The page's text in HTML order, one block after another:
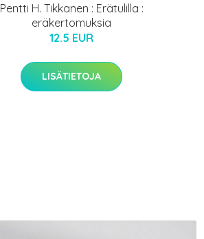
Pentti H. Tikkanen : Erätulilla :
eräkertomuksia
12.5 EUR
LISÄTIETOJA